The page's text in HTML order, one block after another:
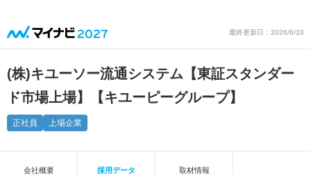
最終更新日：2026/6/10
(株)キユーソー流通システム【東証スタンダー
ド市場上場】【キユーピーグループ】
正社員 上場企業
会社概要 採用データ 取材情報